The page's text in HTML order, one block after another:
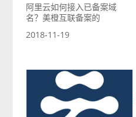
阿里云如何接入已备案域
名？美橙互联备案的
2018-11-19